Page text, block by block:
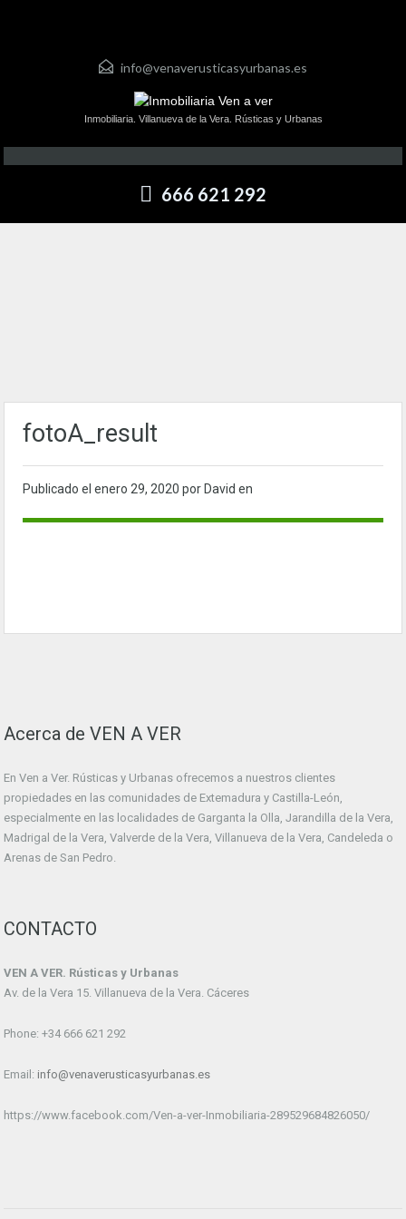
info@venaverusticasyurbanas.es
Inmobiliaria. Villanueva de la Vera. Rústicas y Urbanas
666 621 292
fotoA_result
Publicado el enero 29, 2020 por David en
Acerca de VEN A VER
En Ven a Ver. Rústicas y Urbanas ofrecemos a nuestros clientes
propiedades en las comunidades de Extemadura y Castilla-León,
especialmente en las localidades de Garganta la Olla, Jarandilla de la Vera,
Madrigal de la Vera, Valverde de la Vera, Villanueva de la Vera, Candeleda o
Arenas de San Pedro.
CONTACTO
VEN A VER. Rústicas y Urbanas
Av. de la Vera 15. Villanueva de la Vera. Cáceres
Phone: +34 666 621 292
Email: info@venaverusticasyurbanas.es
https://www.facebook.com/Ven-a-ver-Inmobiliaria-289529684826050/